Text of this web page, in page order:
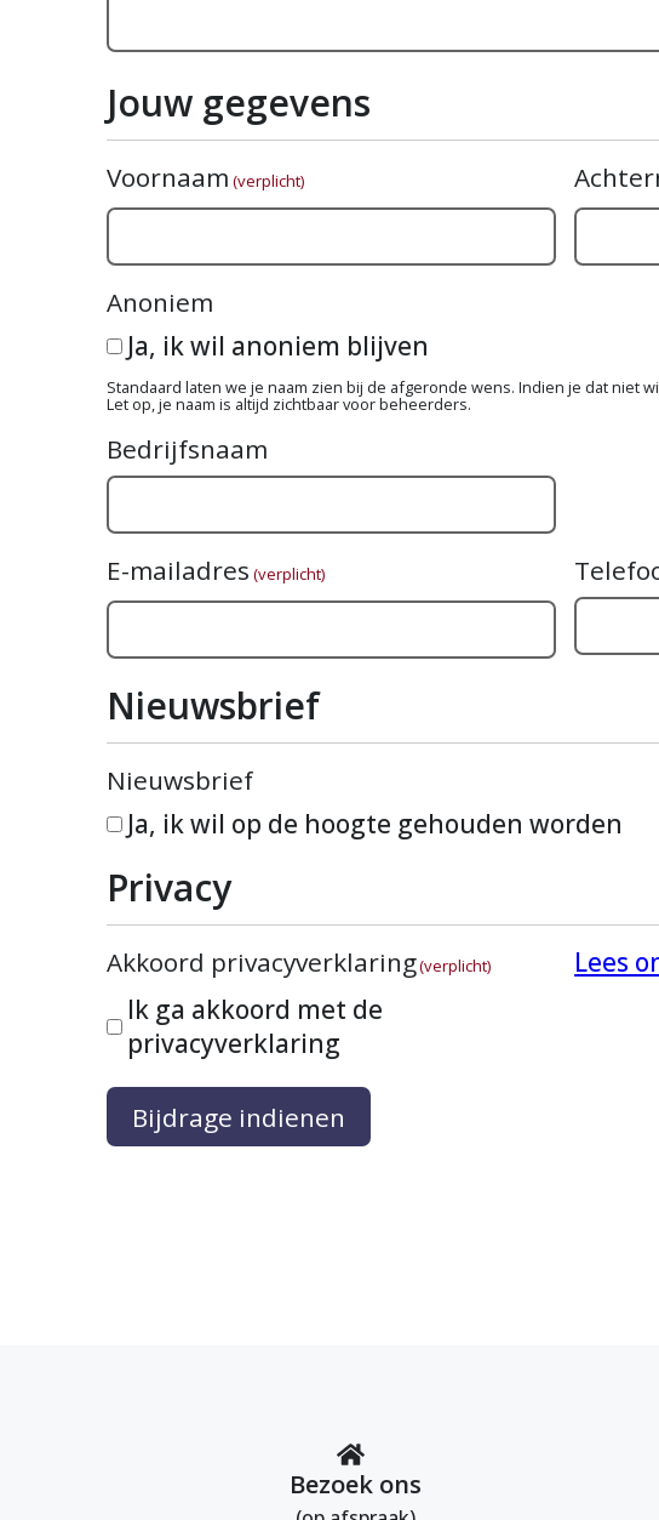
Jouw gegevens
Voornaam (verplicht)
Anoniem
Ja, ik wil anoniem blijven
Standaard laten we je naam zien bij de afgeronde wens. Indien je dat niet
Let op, je naam is altijd zichtbaar voor beheerders.
Bedrijfsnaam
E-mailadres (verplicht)
Nieuwsbrief
Nieuwsbrief
Ja, ik wil op de hoogte gehouden worden
Privacy
Akkoord privacyverklaring(verplicht)
Ik ga akkoord met de
privacyverklaring
Lees
Bijdrage indienen
Bezoek ons